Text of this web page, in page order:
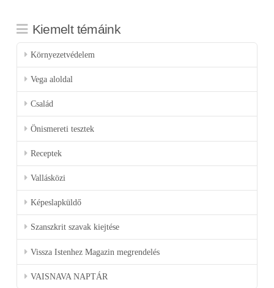
Kiemelt témáink
Környezetvédelem
Vega aloldal
Család
Önismereti tesztek
Receptek
Vallásközi
Képeslapküldő
Szanszkrit szavak kiejtése
Vissza Istenhez Magazin megrendelés
VAISNAVA NAPTÁR